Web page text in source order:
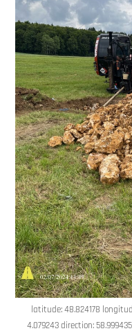
latitude: 48.824178
4.079243 direction: